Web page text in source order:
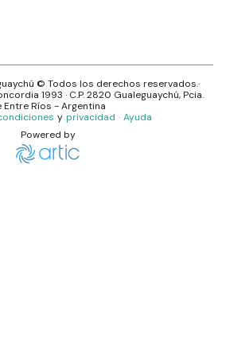
© Todos los derechos reservados.·
1993 · C.P.2820 Gualeguaychú, Pcia.
Entre Ríos - Argentina
y privacidad · Ayuda
Powered by